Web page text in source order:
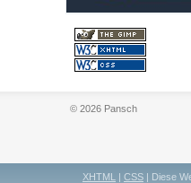
© 2026 Pansch
XHTML | CSS | Diese